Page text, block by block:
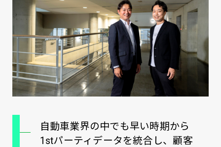
自動車業界の中でも早い時期から
1stパーティデータを統合し、顧客